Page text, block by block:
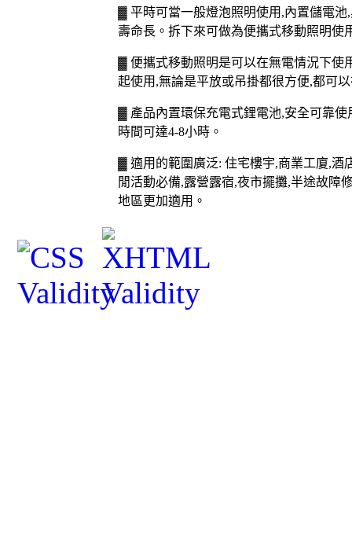
▓ 平時可當一般燈泡照明使用 ,內置儲電池,
壽命長。拆下來可做為便攜式移動照明使
▓便攜式移動照明是可以在無電情況下使
起使用 ,無論是平放或吊掛都很方便,都可
▓ 產品內置環保充電式鋰電池,安全可靠使
時間可達4-8小時。
▓ 適用的範圍廣泛:住宅樓宇,商業工廈,酒
閒活動必備,露營露宿,夜市擺攤,半途故障
地區更加適用。